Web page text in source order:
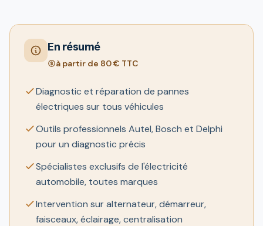
En résumé
à partir de 80 € TTC
Diagnostic et réparation de pannes
électriques sur tous véhicules
Outils professionnels Autel, Bosch et Delphi
pour un diagnostic précis
Spécialistes exclusifs de l'électricité
automobile, toutes marques
Intervention sur alternateur, démarreur,
faisceaux, éclairage, centralisation